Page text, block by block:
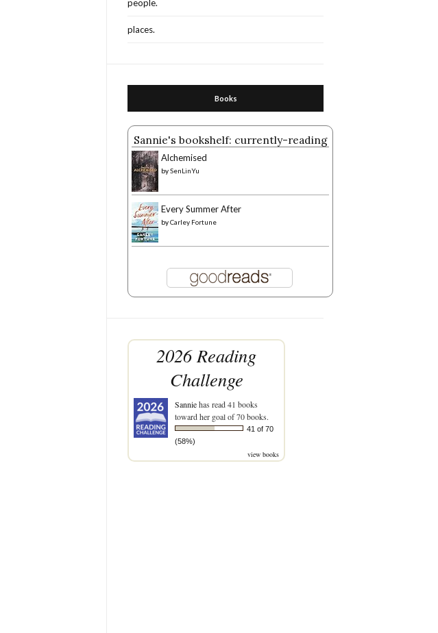
people.
places.
Books
Sannie's bookshelf: currently-reading
Alchemised
bySenLinYu
Every Summer After
byCarley Fortune
2026 Reading
Challenge
Sanniehas read 41 books
toward her goal of 70 books.
41 of 70
(58%)
view books